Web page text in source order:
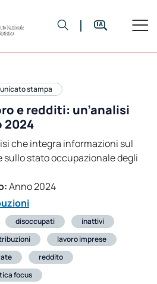
stampa
e redditi: un’analisi
2024
che integra informazioni sul
sullo stato occupazionale degli
Anno 2024
disoccupati
inattivi
lavoro imprese
reddito
focus